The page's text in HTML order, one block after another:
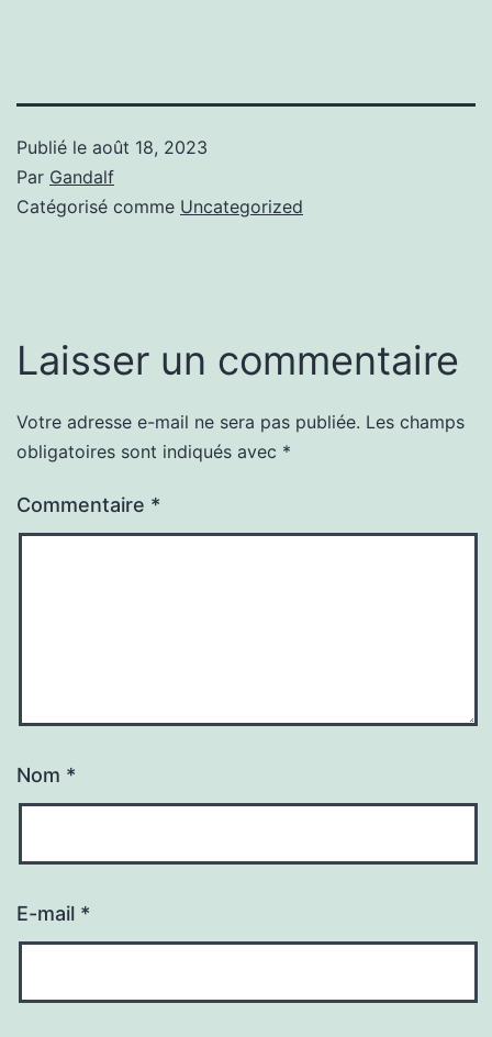
Publié le août 18, 2023
Par Gandalf
Catégorisé comme Uncategorized
Laisser un commentaire
Votre adresse e-mail ne sera pas publiée. Les champs
obligatoires sont indiqués avec *
Commentaire *
Nom *
E-mail *